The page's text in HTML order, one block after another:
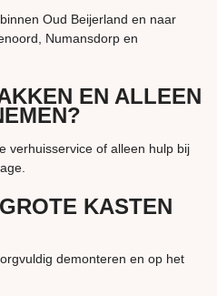
Oud Beijerland en naar
Numansdorp en
EN ALLEEN
verhuisservice of alleen hulp bij
KASTEN
demonteren en op het